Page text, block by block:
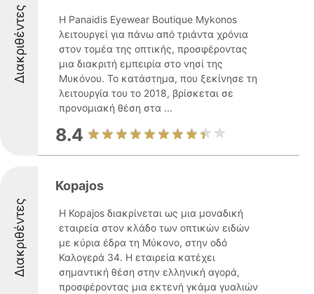
Διακριθέντες
Η Panaidis Eyewear Boutique Mykonos
λειτουργεί για πάνω από τριάντα χρόνια
στον τομέα της οπτικής, προσφέροντας
μια διακριτή εμπειρία στο νησί της
Μυκόνου. Το κατάστημα, που ξεκίνησε τη
λειτουργία του το 2018, βρίσκεται σε
προνομιακή θέση στα ...
8.4
Διακριθέντες
Kopajos
Η Kopajos διακρίνεται ως μια μοναδική
εταιρεία στον κλάδο των οπτικών ειδών
με κύρια έδρα τη Μύκονο, στην οδό
Καλογερά 34. Η εταιρεία κατέχει
σημαντική θέση στην ελληνική αγορά,
προσφέροντας μια εκτενή γκάμα γυαλιών